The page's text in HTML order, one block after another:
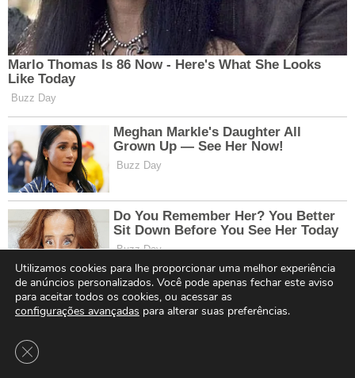
Utilizamos cookies para lhe proporcionar uma melhor experiência
de anúncios personalizados. Você pode apenas fechar este aviso
para aceitar todos os cookies, ou acessar as
configurações avançadas para alterar suas preferências.
Close GDPR Cookie Banner